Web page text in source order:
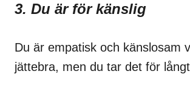
3. Du är för känslig
Du är empatisk och känslosam
jättebra, men du tar det för